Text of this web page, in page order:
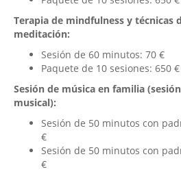
Terapia de mindfulness y técnicas
meditación:
Sesión de 60 minutos: 70 €
Paquete de 10 sesiones: 650
Sesión de música en familia
musical):
Sesión de 50 minutos con
€
Sesión de 50 minutos con
€